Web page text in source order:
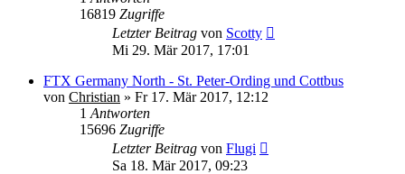
16819 Zugriffe
Letzter Beitrag von Scotty
Mi 29. Mär 2017, 17:01
FTX Germany North - St. Peter-Ording und Cottbus
von Christian » Fr 17. Mär 2017, 12:12
1 Antworten
15696 Zugriffe
Letzter Beitrag von Flugi
Sa 18. Mär 2017, 09:23